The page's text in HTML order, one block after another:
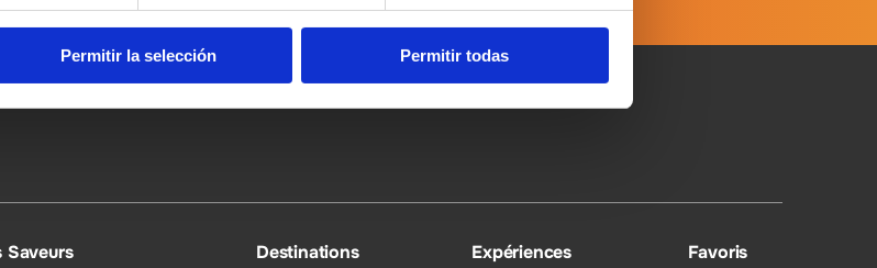
Permitir la selección Permitir todas
Saveurs Destinations
Expériences
Favoris